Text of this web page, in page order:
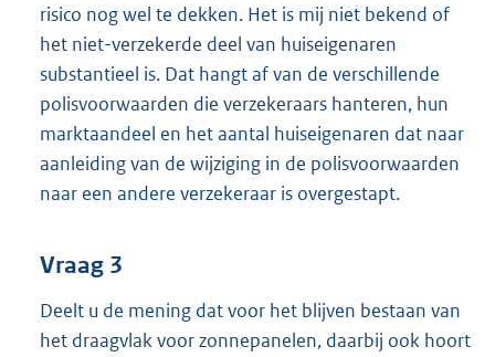
risico nog wel te dekken. Het is mij niet bekend of
het niet-verzekerde deel van huiseigenaren
substantieel is. Dat hangt af van de verschillende
polisvoorwaarden die verzekeraars hanteren, hun
marktaandeel en het aantal huiseigenaren dat naar
aanleiding van de wijziging in de polisvoorwaarden
naar een andere verzekeraar is overgestapt.
Vraag 3
Deelt u de mening dat voor het blijven bestaan van
het draagvlak voor zonnepanelen, daarbij ook hoort